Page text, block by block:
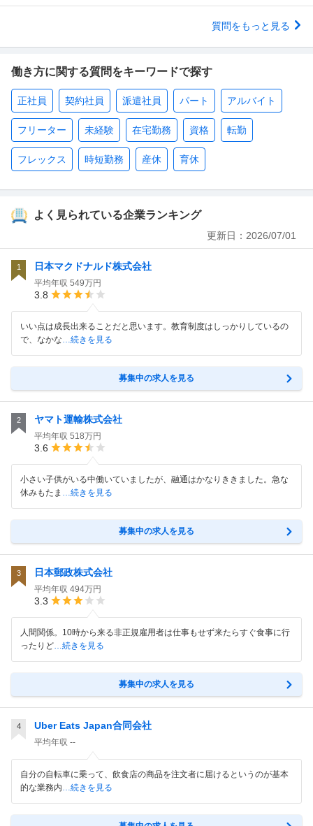
質問をもっと見る
働き方に関する質問をキーワードで探す
正社員 契約社員 派遣社員 パート アルバイト
フリーター 未経験 在宅勤務 資格 転勤
フレックス 時短勤務 産休 育休
よく見られている企業ランキング
更新日： 2026/07/01
1 日本マクドナルド株式会社
平均年収 549万円
3.8
いい点は成長出来ることだと思います。教育制度はしっかりしているの
で、なかな…続きを見る
募集中の求人を見る
2 ヤマト運輸株式会社
平均年収 518万円
3.6
小さい子供がいる中働いていましたが、融通はかなりききました。急な
休みもたま …続きを見る
募集中の求人を見る
3 日本郵政株式会社
平均年収 494万円
3.3
人間関係。10時から来る非正規雇用者は仕事もせず来たらすぐ食事に行
ったりど…続きを見る
募集中の求人を見る
4 Uber Eats Japan合同会社
平均年収 --
自分の自転車に乗って、飲食店の商品を注文者に届けるというのが基本
的な業務内…続きを見る